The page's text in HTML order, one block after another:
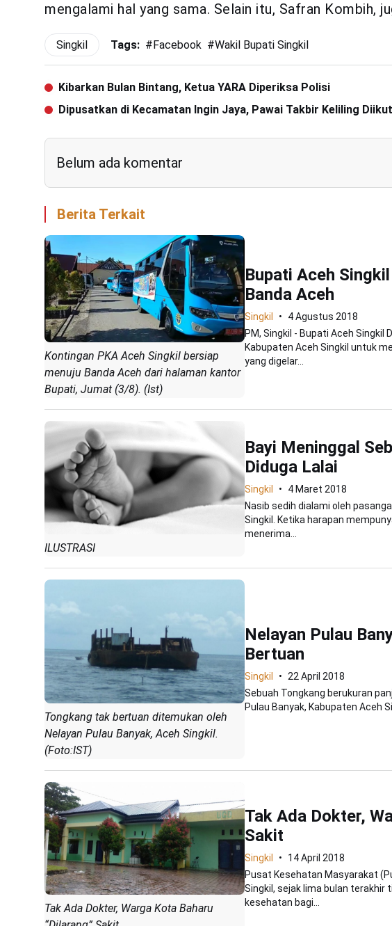
mengalami hal yang sama. Selain itu, Safran Kombih,
Singkil Tags: #Facebook #Wakil Bupati Singkil
Kibarkan Bulan Bintang, Ketua YARA Diperiksa Polisi
Dipusatkan di Kecamatan Ingin Jaya, Pawai Takbir Keliling
Belum ada komentar
Berita Terkait
Kontingan PKA Aceh Singkil bersiap
menuju Banda Aceh dari halaman kantor
Bupati, Jumat (3/8). (Ist)
Bupati Aceh
Banda Aceh
Singkil
4 Agustus 2018
PM, Singkil - Bupati Aceh
Kabupaten Aceh Singkil untuk
yang digelar...
ILUSTRASI
Bayi Meninggal
Diduga Lalai
Singkil
4 Maret 2018
Nasib sedih dialami oleh
Singkil. Ketika harapan
menerima...
Tongkang tak bertuan ditemukan oleh
Nelayan Pulau Banyak, Aceh Singkil.
(Foto:IST)
Nelayan Pulau
Bertuan
Singkil
22 April 2018
Sebuah Tongkang berukuran
Pulau Banyak, Kabupaten Aceh
Tak Ada Dokter, Warga Kota Baharu
Tak Ada Dokter,
Sakit
Singkil
14 April 2018
Pusat Kesehatan Masyarakat
Singkil, sejak lima bulan terakhir
kesehatan bagi...